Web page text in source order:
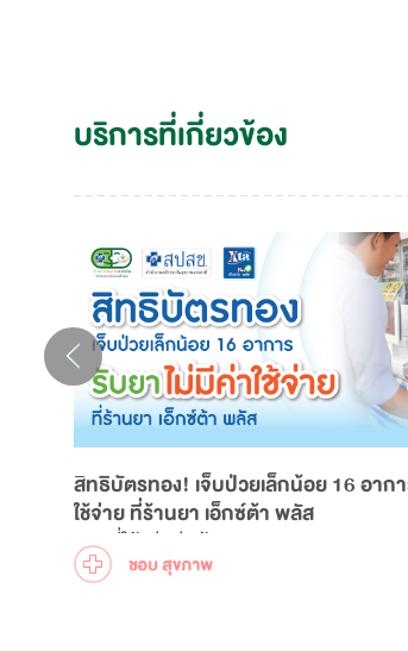
บริการที่เกี่ยวข้อง
สิทธิบัตรทอง! เจ็บป่วยเล็กน้อย 16 อาก
ใช้จ่าย ที่ร้านยา เอ็กซ์ต้า พลัส
สิทธิที่ให้แก่กลุ่มผู้สูงอายุ แรงงานนอกระบบ
อาชีพอิสระ